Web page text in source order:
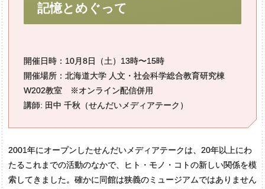
記憶とめぐって
開催日時：10月8日（土）13時〜15時
開催場所：北海道大学 人文・社会科学総合教育研究棟
W202教室 ※オンライン配信併用
講師: 田中 千秋（せんだいメディアテーク）
2001年にオープンしたせんだいメディアテークは、20年以上にわ
たるこれまでの活動のなかで、ヒト・モノ・コトの新しい関係を模
索してきました。確かに同館は狭義のミュージアムではありません